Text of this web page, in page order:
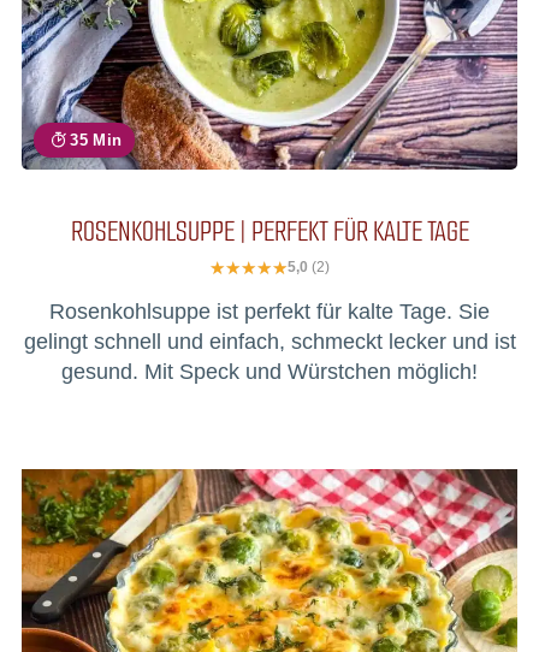
35 Min
ROSENKOHLSUPPE | PERFEKT FÜR KALTE TAGE
5,0 (2)
Rosenkohlsuppe ist perfekt für kalte Tage. Sie
gelingt schnell und einfach, schmeckt lecker und ist
gesund. Mit Speck und Würstchen möglich!